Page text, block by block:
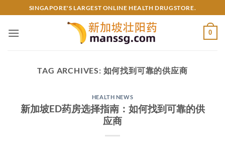
to
content
SINGAPORE'S LARGEST ONLINE HEALTH DRUGSTORE.
0
TAG ARCHIVES: 如何找到可靠的供应商
HEALTH NEWS
新加坡ED药房选择指南：如何找到可靠的供
应商